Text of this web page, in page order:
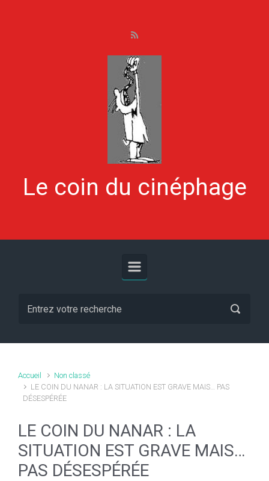
Le coin du cinéphage
Accueil
Non classé
LE COIN DU NANAR : LA SITUATION EST GRAVE MAIS… PAS
DÉSESPÉRÉE
LE COIN DU NANAR : LA
SITUATION EST GRAVE MAIS…
PAS DÉSESPÉRÉE